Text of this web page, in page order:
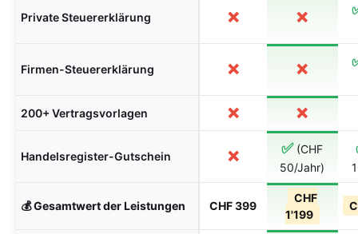
Private Steuererklärung ❌ ❌
Firmen-Steuererklärung ❌ ❌
200+ Vertragsvorlagen ❌ ❌
Handelsregister-Gutschein ❌ ✅(CHF
50/Jahr)
💰 Gesamtwert der Leistungen CHF 399
CHF
1'199